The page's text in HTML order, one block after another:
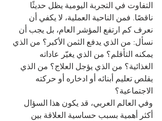
التفاوت في التجربة اليومية يظل حديثًا
ناقصًا. فمن الناحية العملية، لا يكفي أن
نعرف كم ارتفع المؤشر العام، بل يجب أن
نسأل: من الذي يدفع الثمن الأكبر؟ من الذي
يمكنه التأقلم؟ من الذي يغيّر عاداته
الغذائية؟ من الذي يؤجل العلاج؟ من الذي
يقلص تعليم أبنائه أو ادخاره أو حركته
الاجتماعية؟
وفي العالم العربي، قد يكون هذا السؤال
أكثر أهمية بسبب حساسية العلاقة بين